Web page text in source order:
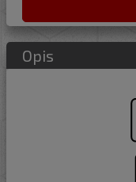
Opis